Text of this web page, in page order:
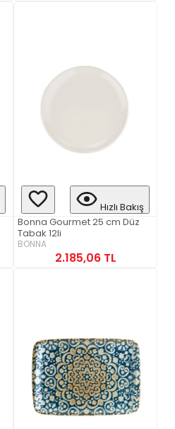
Hızlı Bakış
Bonna Gourmet 25 cm Düz
Tabak 12li
BONNA
2.185,06 TL